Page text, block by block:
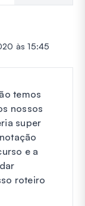
às 15:45
temos
nossos
super
e a
roteiro